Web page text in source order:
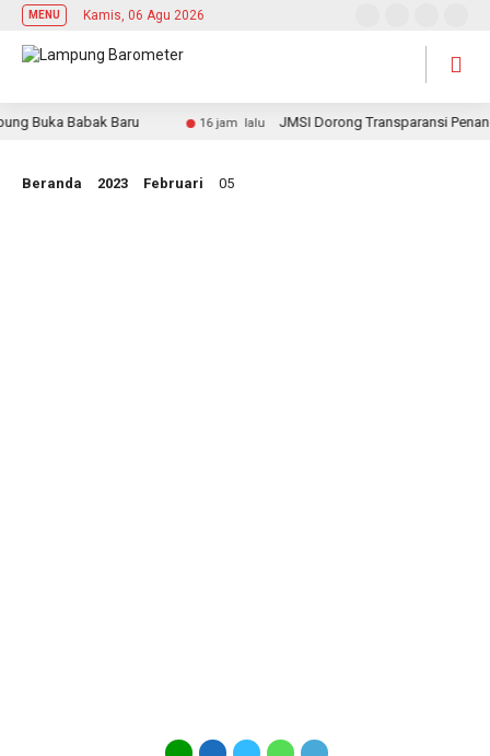
MENU Kamis, 06 Agu 2026
Buka Babak Baru 16 jam lalu JMSI Dorong Transparansi
Beranda 2023 Februari 05